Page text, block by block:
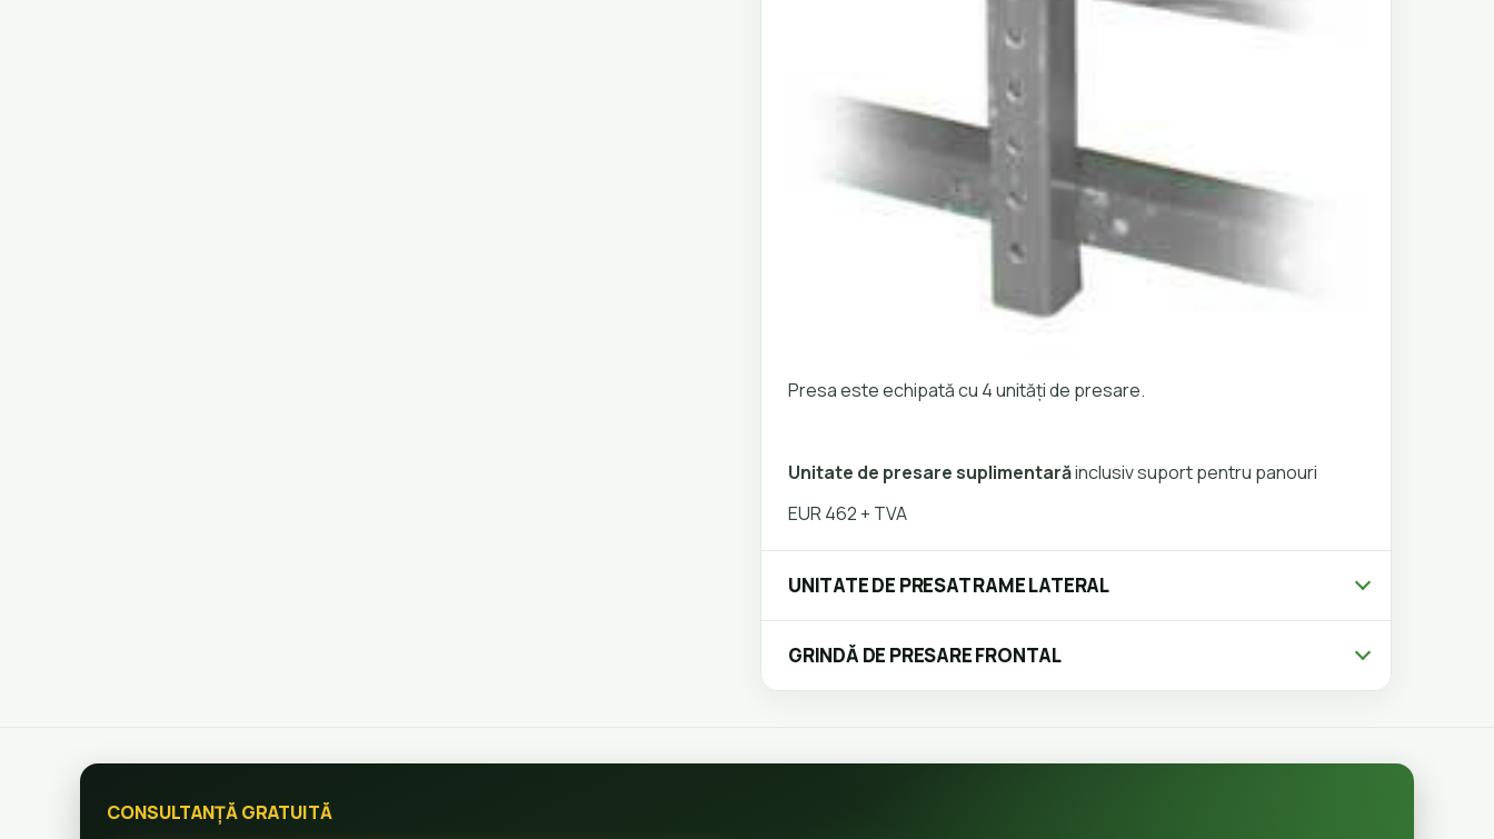
Presa este echipată cu 4 unități de presare.
Unitate de presare suplimentarăinclusiv suport pentru panouri
EUR 462 + TVA
UNITATE DE PRESAT RAME LATERAL
GRINDĂ DE PRESARE FRONTAL
CONSULTANȚĂ GRATUITĂ